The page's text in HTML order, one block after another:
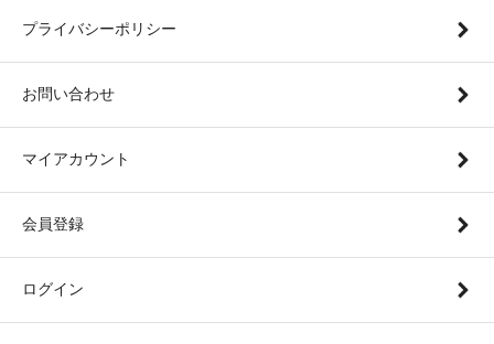
プライバシーポリシー
お問い合わせ
マイアカウント
会員登録
ログイン